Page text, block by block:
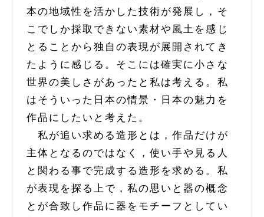
本の地域性を活かした技術が発展し，そ
こでしか採取できない素材や風土を感じ
とることから独自の表現が展開されてき
たように感じる。そこには確実に小さな
世界の美しさがあったと私は考える。私
はそういった日本の情景・日本の魅力を
作品にしたいと考えた。
私が追い求める造形とは，作品だけが
主体となるのではなく，使い手や見る人
と関わる事で完成する造形を求める。私
が表現を探る上で，私の思いと器の概念
とが合致し作品に器をモチーフとしてい